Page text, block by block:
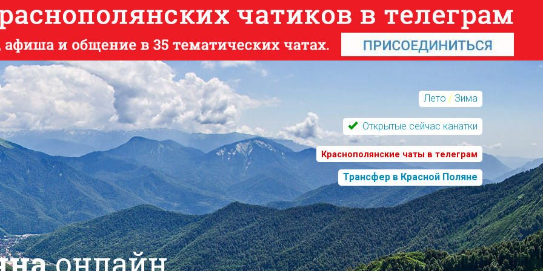
Лето / Зима
Открытые сейчас канатки
Краснополянские чаты в телеграм
Трансфер в Красной Поляне